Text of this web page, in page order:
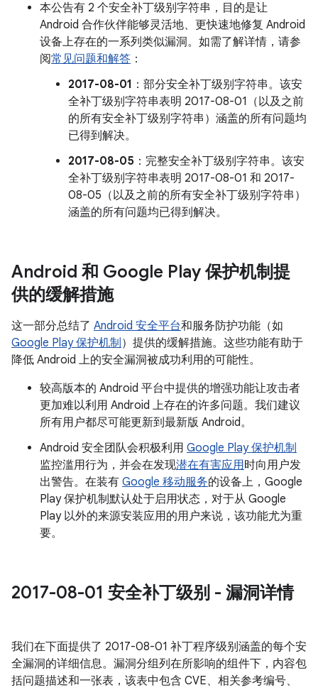
本公告有 2 个安全补丁级别字符串，目的是让
Android 合作伙伴能够灵活地、更快速地修复 Android
设备上存在的一系列类似漏洞。如需了解详情，请参
阅常见问题和解答 ：
2017-08-01 ：部分安全补丁级别字符串。该安
全补丁级别字符串表明 2017-08-01（以及之前
的所有安全补丁级别字符串）涵盖的所有问题均
已得到解决。
2017-08-05 ：完整安全补丁级别字符串。该安
全补丁级别字符串表明 2017-08-01 和 2017-
08-05（以及之前的所有安全补丁级别字符串）
涵盖的所有问题均已得到解决。
Android 和 Google Play 保护机制提
供的缓解措施
这一部分总结了 Android 安全平台和服务防护功能（如
Google Play 保护机制 ）提供的缓解措施。这些功能有助于
降低 Android 上的安全漏洞被成功利用的可能性。
较高版本的 Android 平台中提供的增强功能让攻击者
更加难以利用 Android 上存在的许多问题。我们建议
所有用户都尽可能更新到最新版 Android。
Android 安全团队会积极利用 Google Play 保护机制
监控滥用行为，并会在发现潜在有害应用时向用户发
出警告。在装有 Google 移动服务的设备上，Google
Play 保护机制默认处于启用状态，对于从 Google
Play 以外的来源安装应用的用户来说，该功能尤为重
要。
2017-08-01 安全补丁级别 - 漏洞详情
我们在下面提供了 2017-08-01 补丁程序级别涵盖的每个安
全漏洞的详细信息。漏洞分组列在所影响的组件下，内容包
括问题描述和一张表，该表中包含 CVE、相关参考编号、